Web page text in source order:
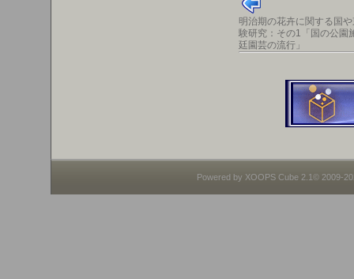
明治期の花卉に関する国
験研究：その1「国の公園
廷園芸の流行」
Powered by XOOPS Cube 2.1© 2009-